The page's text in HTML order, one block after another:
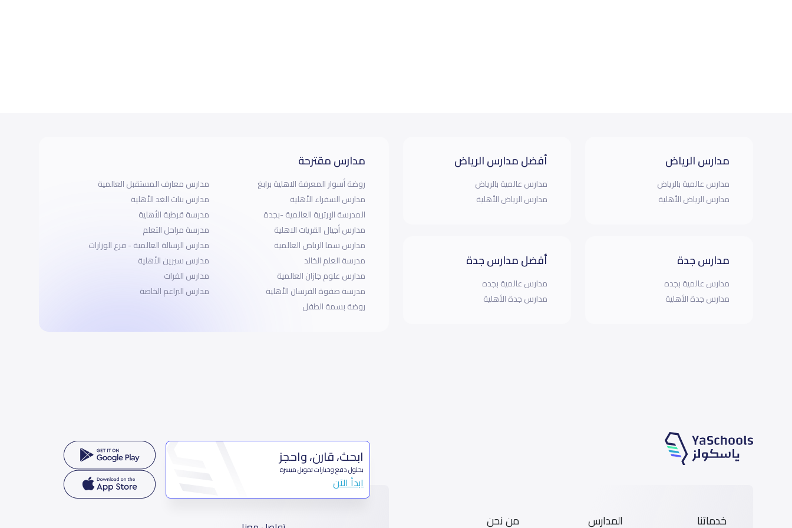
مدارس الرياض
مدارس عالمية بالرياض
مدارس الرياض الأهلية
مدارس جدة
مدارس عالمية بجده
مدارس جدة الأهلية
أفضل مدارس الرياض
مدارس عالمية بالرياض
مدارس الرياض الأهلية
أفضل مدارس جدة
مدارس عالمية بجده
مدارس جدة الأهلية
مدارس مقترحة
روضة أسوار المعرفة الاهلية برابغ
مدارس السفراء الأهلية
المدرسة الإرترية العالمية -بجدة
مدارس أجيال القريات الاهلية
مدارس سما الرياض العالمية
مدرسة العلم الخالد
مدارس علوم جازان العالمية
مدرسة صفوة الفرسان الأهلية
روضة بسمة الطفل
مدارس معارف المستقبل العالمية
مدارس بنات الغد الأهلية
مدرسة قرطبة الأهلية
مدرسة مراحل التعلم
مدارس الرسالة العالمية - فرع الوزارات
مدارس سيرين الأهلية
مدارس الفرات
مدارس البراعم الخاصة
خدماتنا المدارس من نحن
ابحث، قارن، واحجز
بحلول دفع وخيارات تمويل ميسرة
ابدأ الآن